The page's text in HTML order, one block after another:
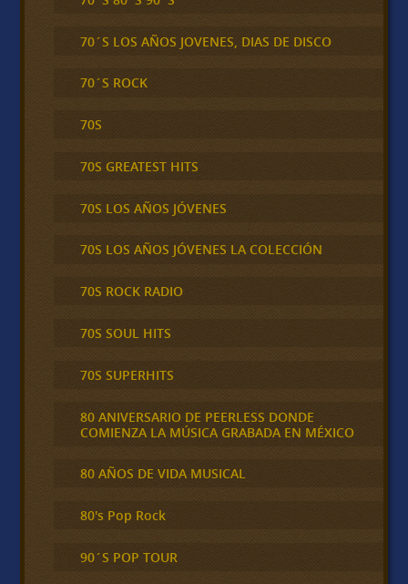
70´S LOS AÑOS JOVENES, DIAS DE DISCO
70´S ROCK
70S
70S GREATEST HITS
70S LOS AÑOS JÓVENES
70S LOS AÑOS JÓVENES LA COLECCIÓN
70S ROCK RADIO
70S SOUL HITS
70S SUPERHITS
80 ANIVERSARIO DE PEERLESS DONDE
COMIENZA LA MÚSICA GRABADA EN MÉXICO
80 AÑOS DE VIDA MUSICAL
80's Pop Rock
90´S POP TOUR